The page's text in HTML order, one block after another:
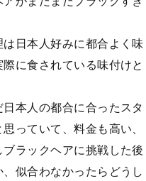
日本人好みに都合よく味
に食されている味付けと
本人の都合に合ったスタ
っていて、料金も高い、
ラックヘアに挑戦した後
似合わなかったらどうし